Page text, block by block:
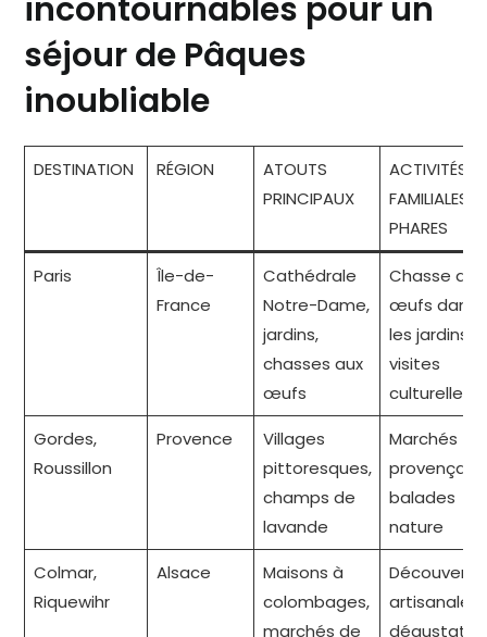
incontournables pour un
séjour de Pâques
inoubliable
DESTINATION RÉGION
ATOUTS
PRINCIPAUX
ACTIVITÉS
FAMILIALES
PHARES
Paris
Île-de-
France
Cathédrale
Notre-Dame,
jardins,
chasses aux
œufs
Chasse aux
œufs dans
les jardins,
visites
culturelles
Gordes,
Roussillon
Provence
Villages
pittoresques,
champs de
lavande
Marchés
provençaux,
balades
nature
Colmar,
Riquewihr
Alsace
Maisons à
colombages,
marchés de
Découverte
artisanale,